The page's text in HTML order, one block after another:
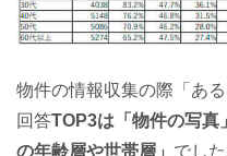
物件の情報収集の際「あ
回答TOP3は「物件の写真
の年齢層や世帯層」 でした